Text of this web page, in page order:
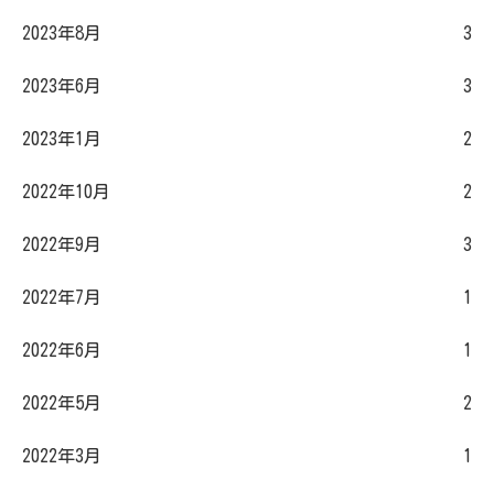
2023年8月 3
2023年6月 3
2023年1月 2
2022年10月 2
2022年9月 3
2022年7月 1
2022年6月 1
2022年5月 2
2022年3月 1